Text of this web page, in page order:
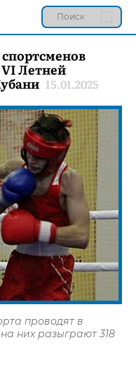
Летней
15.01.2025
проводят в
них разыграют 318